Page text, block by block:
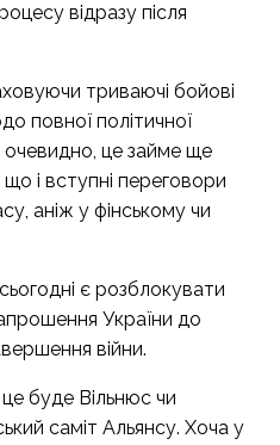
відразу після
триваючі бойові
повної політичної
очевидно, це займе ще
і вступні переговори
аніж у фінському чи
є розблокувати
України до
війни.
буде Вільнюс чи
саміт Альянсу. Хоча у